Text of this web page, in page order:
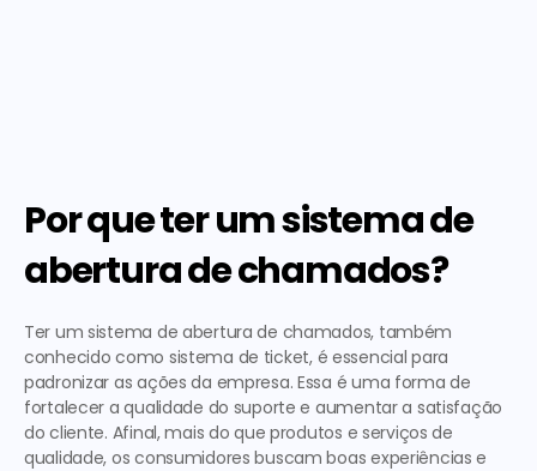
Por que ter um sistema de
abertura de chamados?
Ter um sistema de abertura de chamados, também
conhecido como sistema de ticket, é essencial para
padronizar as ações da empresa. Essa é uma forma de
fortalecer a qualidade do suporte e aumentar a satisfação
do cliente. Afinal, mais do que produtos e serviços de
qualidade, os consumidores buscam boas experiências e